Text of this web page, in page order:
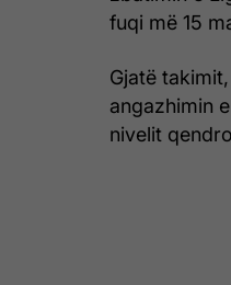
fuqi më 15
Gjatë
angazhimin
nivelit